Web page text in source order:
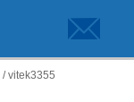
/vitek3355